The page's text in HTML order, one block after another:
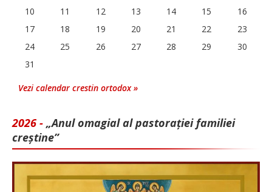
10
11 12 13 14 15
16
17
18 19 20 21 22
23
24
25 26 27 28 29
30
31
Vezi calendar crestin ortodox »
2026 - „Anul omagial al pastorației familiei
creștine”